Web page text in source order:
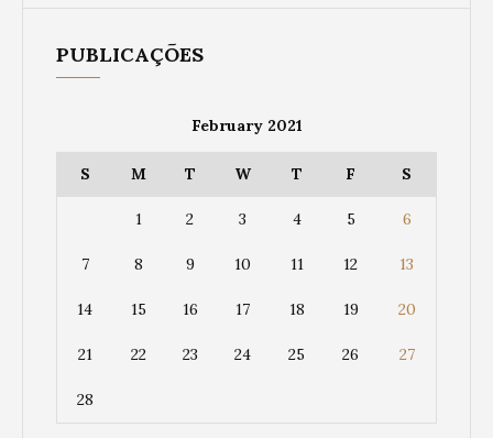
PUBLICAÇÕES
February 2021
S M T W T F S
1 2 3 4 5 6
7 8 9 10 11 12 13
14 15 16 17 18 19 20
21 22 23 24 25 26 27
28